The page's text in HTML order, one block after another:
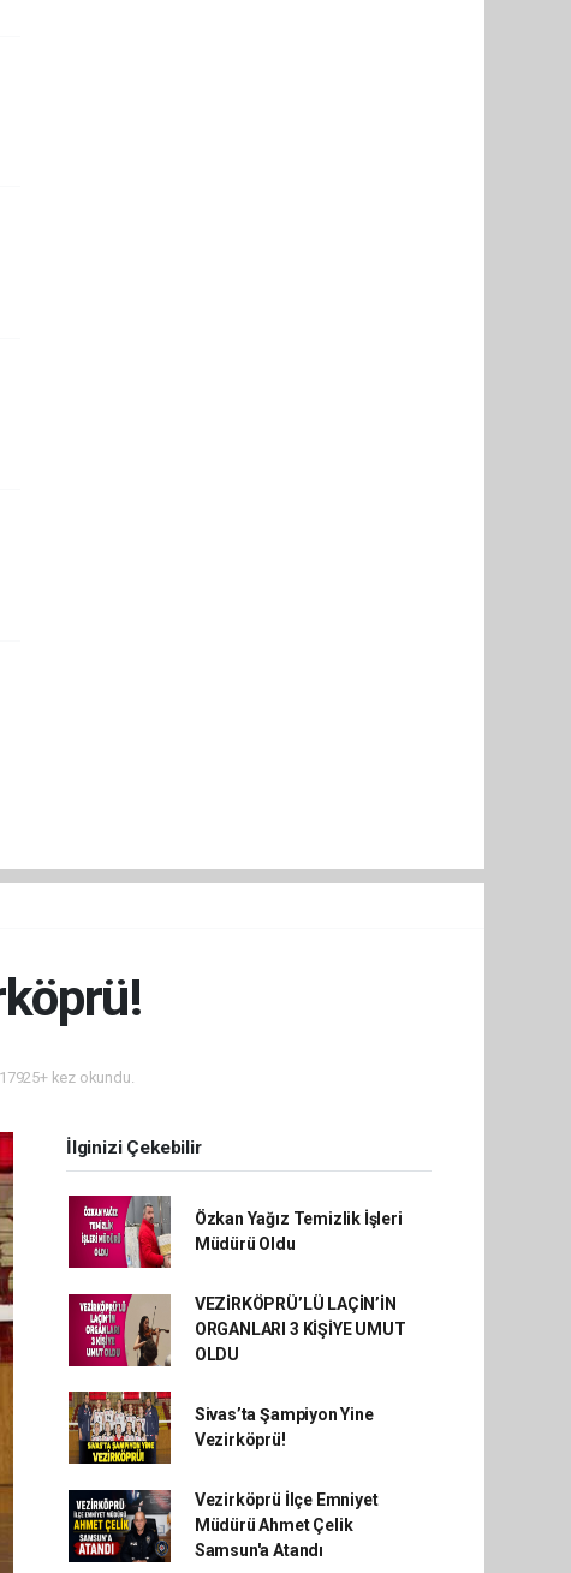
17925+ kez okundu.
İlginizi Çekebilir
Özkan Yağız Temizlik İşleri
Müdürü Oldu
VEZİRKÖPRÜ’LÜ LAÇİN’İN
ORGANLARI 3 KİŞİYE UMUT
OLDU
Sivas’ta Şampiyon Yine
Vezirköprü!
Vezirköprü İlçe Emniyet
Müdürü Ahmet Çelik
Samsun'a Atandı